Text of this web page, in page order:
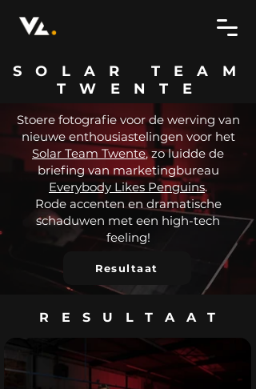
SOLAR TEAM
TWENTE
Stoere fotografie voor de werving van
nieuwe enthousiastelingen voor het
Solar Team Twente, zo luidde de
briefing van marketingbureau
Everybody Likes Penguins.
Rode accenten en dramatische
schaduwen met een high-tech
feeling!
Resultaat
RESULTAAT